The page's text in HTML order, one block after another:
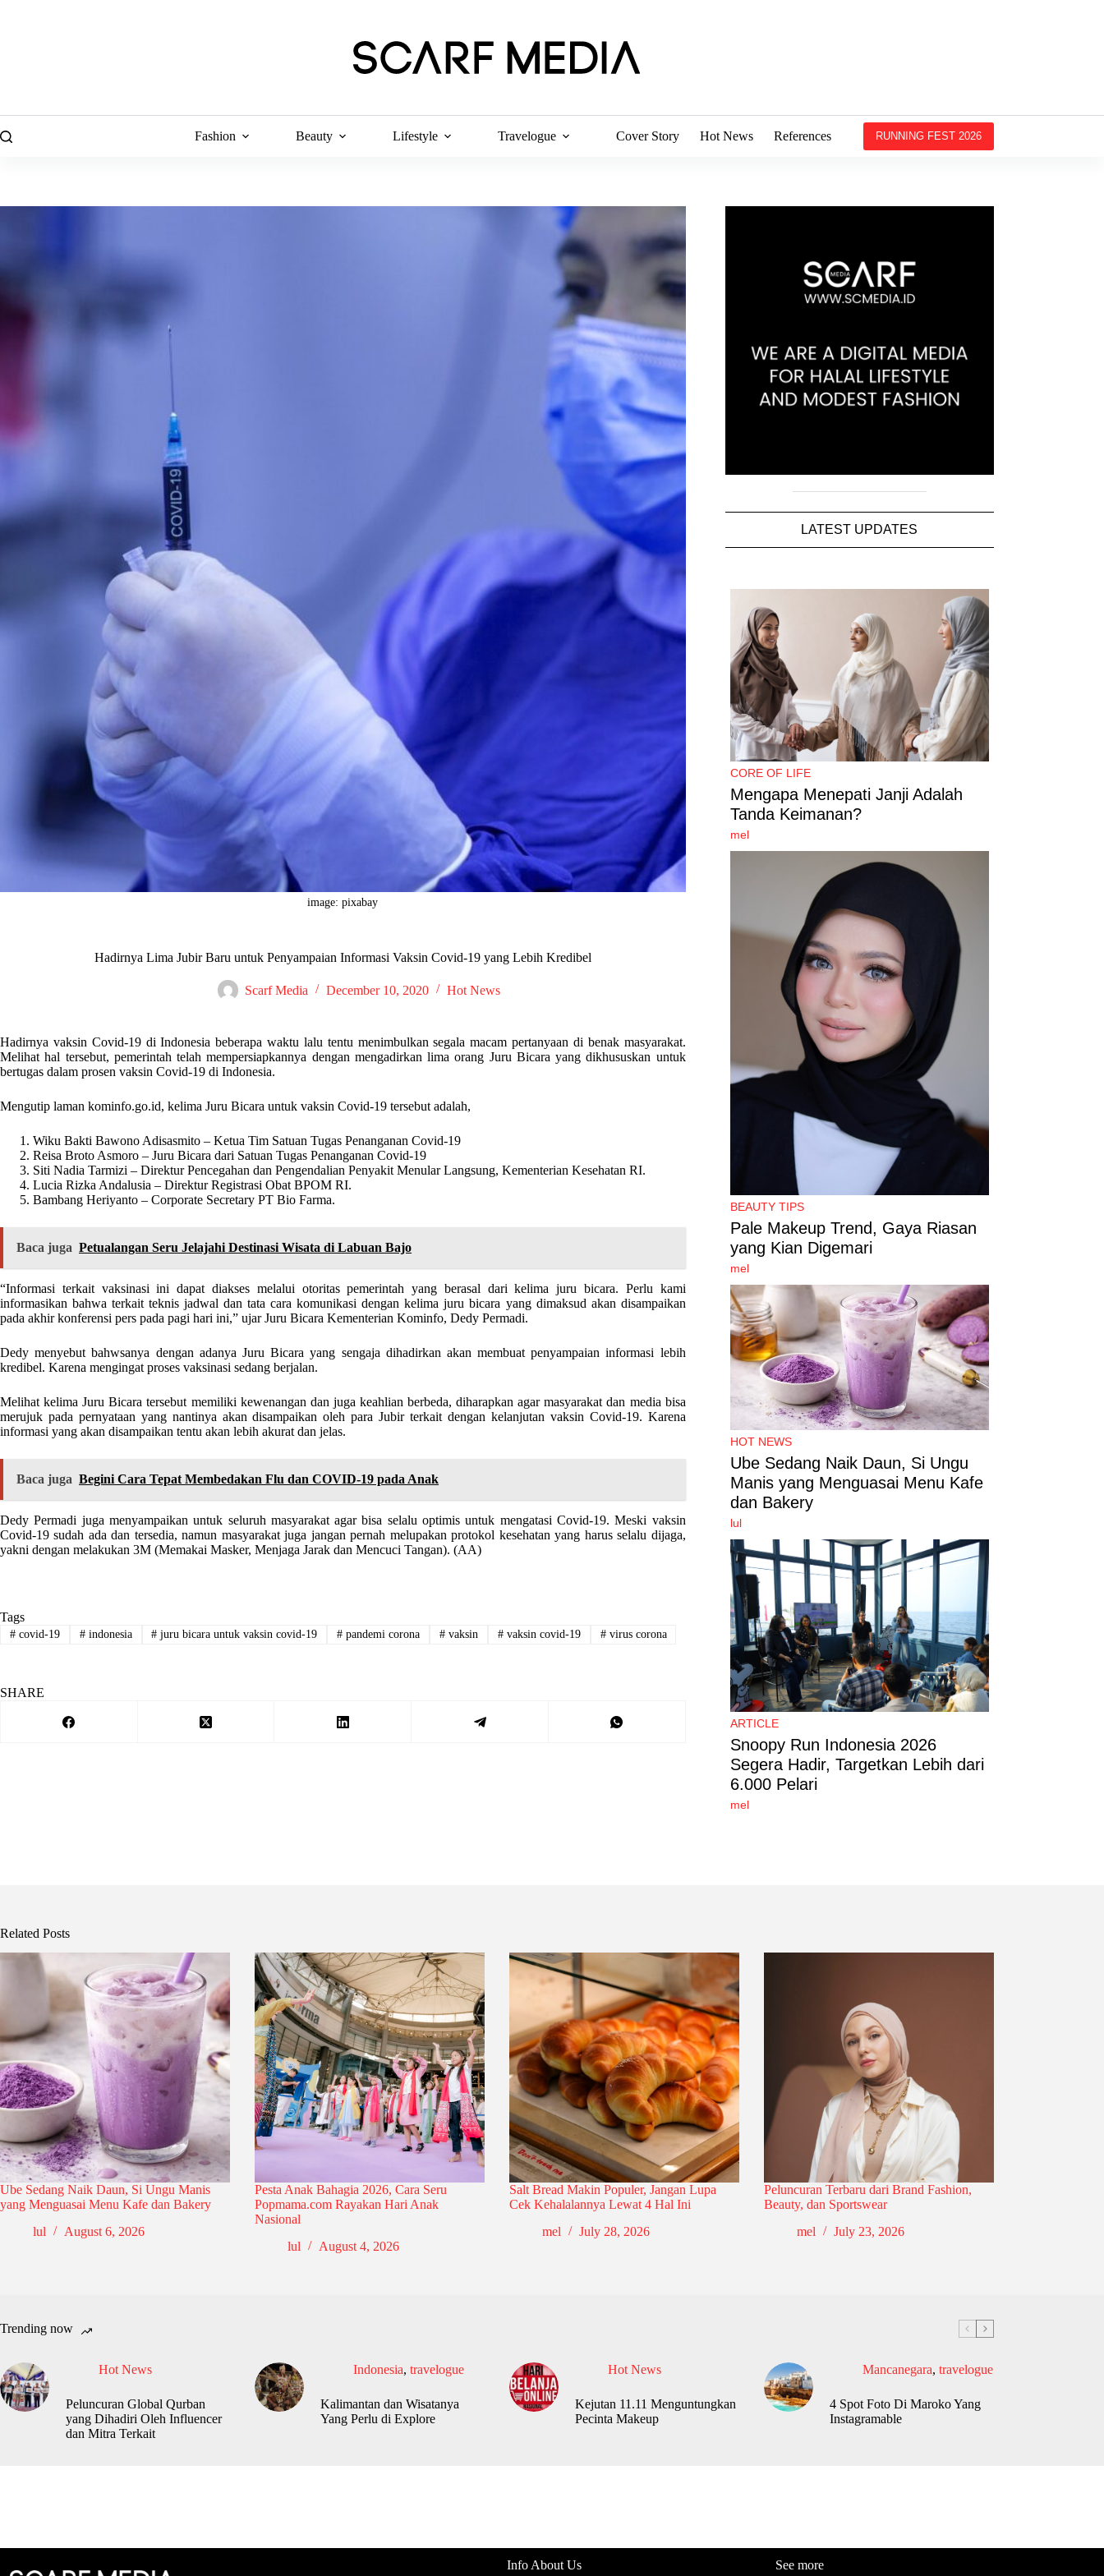
Fashion Beauty Lifestyle Travelogue Cover Story Hot News References RUNNING FEST 2026
image: pixabay
Hadirnya Lima Jubir Baru untuk Penyampaian Informasi Vaksin Covid-19 yang Lebih Kredibel
Scarf Media December 10, 2020 Hot News
Hadirnya vaksin Covid-19 di Indonesia beberapa waktu lalu tentu menimbulkan segala macam pertanyaan di benak masyarakat.
Melihat hal tersebut, pemerintah telah mempersiapkannya dengan mengadirkan lima orang Juru Bicara yang dikhususkan untuk
bertugas dalam prosen vaksin Covid-19 di Indonesia.
Mengutip laman kominfo.go.id, kelima Juru Bicara untuk vaksin Covid-19 tersebut adalah,
Wiku Bakti Bawono Adisasmito – Ketua Tim Satuan Tugas Penanganan Covid-19
Reisa Broto Asmoro – Juru Bicara dari Satuan Tugas Penanganan Covid-19
Siti Nadia Tarmizi – Direktur Pencegahan dan Pengendalian Penyakit Menular Langsung, Kementerian Kesehatan RI.
Lucia Rizka Andalusia – Direktur Registrasi Obat BPOM RI.
Bambang Heriyanto – Corporate Secretary PT Bio Farma.
Baca juga Petualangan Seru Jelajahi Destinasi Wisata di Labuan Bajo
“Informasi terkait vaksinasi ini dapat diakses melalui otoritas pemerintah yang berasal dari kelima juru bicara. Perlu kami
informasikan bahwa terkait teknis jadwal dan tata cara komunikasi dengan kelima juru bicara yang dimaksud akan disampaikan
pada akhir konferensi pers pada pagi hari ini,” ujar Juru Bicara Kementerian Kominfo, Dedy Permadi.
Dedy menyebut bahwsanya dengan adanya Juru Bicara yang sengaja dihadirkan akan membuat penyampaian informasi lebih
kredibel. Karena mengingat proses vaksinasi sedang berjalan.
Melihat kelima Juru Bicara tersebut memiliki kewenangan dan juga keahlian berbeda, diharapkan agar masyarakat dan media bisa
merujuk pada pernyataan yang nantinya akan disampaikan oleh para Jubir terkait dengan kelanjutan vaksin Covid-19. Karena
informasi yang akan disampaikan tentu akan lebih akurat dan jelas.
Baca juga Begini Cara Tepat Membedakan Flu dan COVID-19 pada Anak
Dedy Permadi juga menyampaikan untuk seluruh masyarakat agar bisa selalu optimis untuk mengatasi Covid-19. Meski vaksin
Covid-19 sudah ada dan tersedia, namun masyarakat juga jangan pernah melupakan protokol kesehatan yang harus selalu dijaga,
yakni dengan melakukan 3M (Memakai Masker, Menjaga Jarak dan Mencuci Tangan). (AA)
Tags
#covid-19 #indonesia # juru bicara untuk vaksin covid-19 # pandemi corona # vaksin #vaksin covid-19 #virus corona
SHARE
LATEST UPDATES
CORE OF LIFE
Mengapa Menepati Janji Adalah
Tanda Keimanan?
mel
BEAUTY TIPS
Pale Makeup Trend, Gaya Riasan
yang Kian Digemari
mel
HOT NEWS
Ube Sedang Naik Daun, Si Ungu
Manis yang Menguasai Menu Kafe
dan Bakery
lul
ARTICLE
Snoopy Run Indonesia 2026
Segera Hadir, Targetkan Lebih dari
6.000 Pelari
mel
Related Posts
Ube Sedang Naik Daun, Si Ungu Manis
yang Menguasai Menu Kafe dan Bakery
lul
August 6, 2026
Pesta Anak Bahagia 2026, Cara Seru
Popmama.com Rayakan Hari Anak
Nasional
lul
August 4, 2026
Salt Bread Makin Populer, Jangan Lupa
Cek Kehalalannya Lewat 4 Hal Ini
mel
July 28, 2026
Peluncuran Terbaru dari Brand Fashion,
Beauty, dan Sportswear
mel
July 23, 2026
Trending now
Hot News
Peluncuran Global Qurban
yang Dihadiri Oleh Influencer
dan Mitra Terkait
Indonesia, travelogue
Kalimantan dan Wisatanya
Yang Perlu di Explore
Hot News
Kejutan 11.11 Menguntungkan
Pecinta Makeup
Mancanegara, travelogue
4 Spot Foto Di Maroko Yang
Instagramable
Info About Us See more